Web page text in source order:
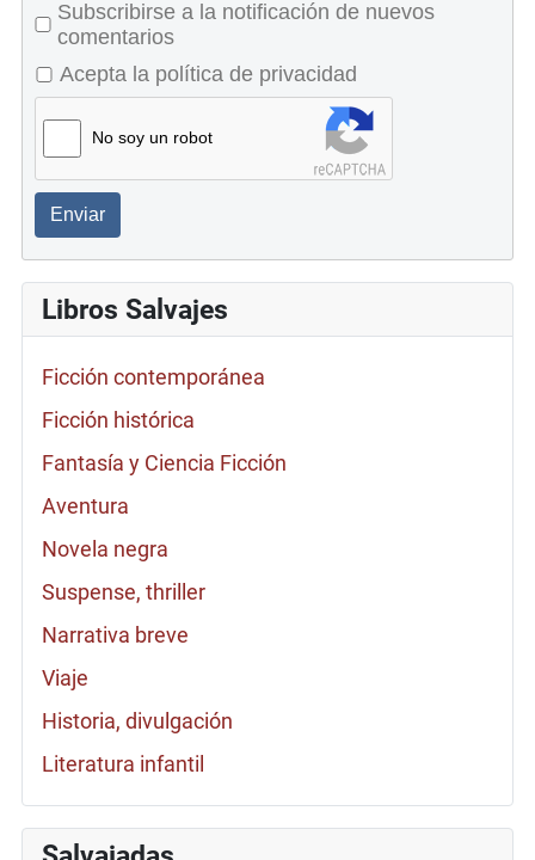
Libros Salvajes
Ficción contemporánea
Ficción histórica
Fantasía y Ciencia Ficción
Aventura
Novela negra
Suspense, thriller
Narrativa breve
Viaje
Historia, divulgación
Literatura infantil
Subscribirse a la notificación de nuevos
comentarios
Acepta la política de privacidad
No soy un robot
Enviar